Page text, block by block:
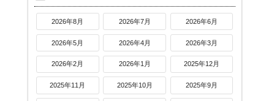
2026年8月 2026年7月 2026年6月
2026年5月 2026年4月 2026年3月
2026年2月 2026年1月 2025年12月
2025年11月 2025年10月 2025年9月